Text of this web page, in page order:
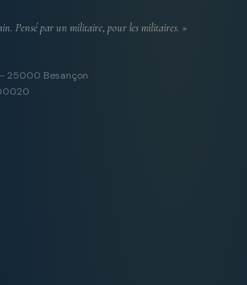
Pensé par un militaire, pour les militaires. »
25000 Besançon